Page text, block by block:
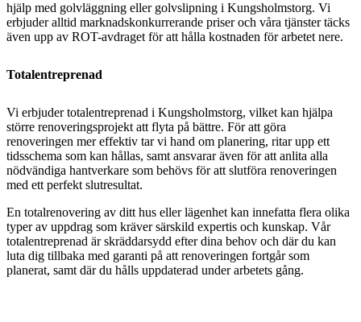
hjälp med golvläggning eller golvslipning i Kungsholmstorg. Vi
erbjuder alltid marknadskonkurrerande priser och våra tjänster täcks
även upp av ROT-avdraget för att hålla kostnaden för arbetet nere.
Totalentreprenad
Vi erbjuder totalentreprenad i Kungsholmstorg, vilket kan hjälpa
större renoveringsprojekt att flyta på bättre. För att göra
renoveringen mer effektiv tar vi hand om planering, ritar upp ett
tidsschema som kan hållas, samt ansvarar även för att anlita alla
nödvändiga hantverkare som behövs för att slutföra renoveringen
med ett perfekt slutresultat.
En totalrenovering av ditt hus eller lägenhet kan innefatta flera olika
typer av uppdrag som kräver särskild expertis och kunskap. Vår
totalentreprenad är skräddarsydd efter dina behov och där du kan
luta dig tillbaka med garanti på att renoveringen fortgår som
planerat, samt där du hålls uppdaterad under arbetets gång.